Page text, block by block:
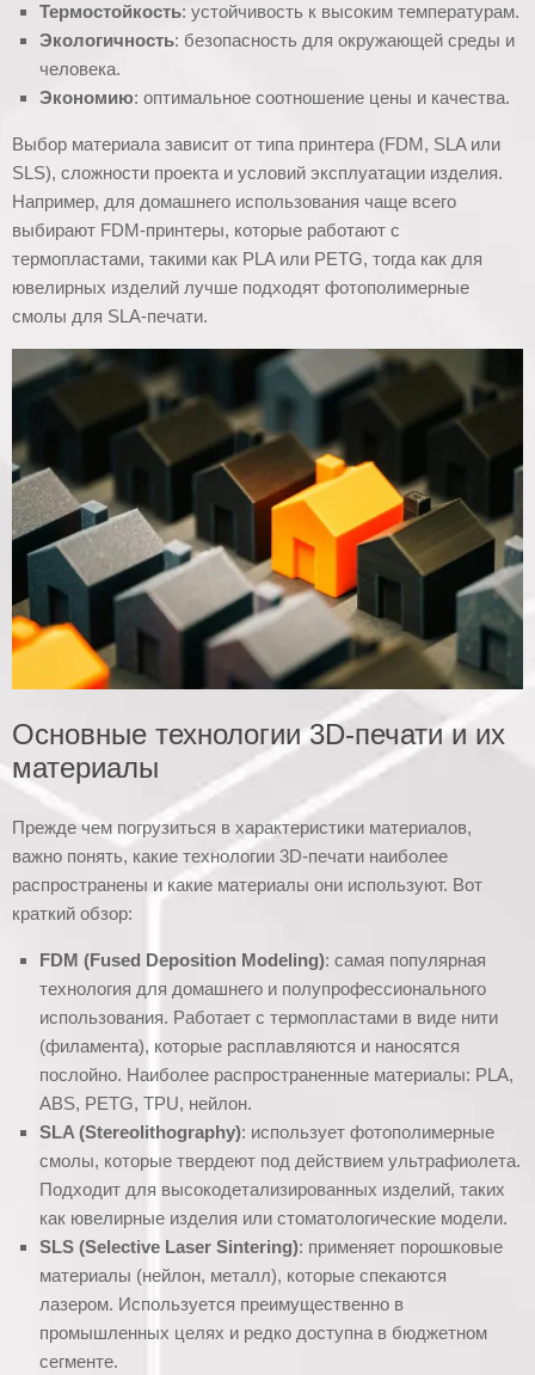
Термостойкость: устойчивость к высоким температурам.
Экологичность: безопасность для окружающей среды и
человека.
Экономию: оптимальное соотношение цены и качества.
Выбор материала зависит от типа принтера (FDM, SLA или
SLS), сложности проекта и условий эксплуатации изделия.
Например, для домашнего использования чаще всего
выбирают FDM-принтеры, которые работают с
термопластами, такими как PLA или PETG, тогда как для
ювелирных изделий лучше подходят фотополимерные
смолы для SLA-печати.
Основные технологии 3D-печати и их
материалы
Прежде чем погрузиться в характеристики материалов,
важно понять, какие технологии 3D-печати наиболее
распространены и какие материалы они используют. Вот
краткий обзор:
FDM (Fused Deposition Modeling): самая популярная
технология для домашнего и полупрофессионального
использования. Работает с термопластами в виде нити
(филамента), которые расплавляются и наносятся
послойно. Наиболее распространенные материалы: PLA,
ABS, PETG, TPU, нейлон.
SLA (Stereolithography): использует фотополимерные
смолы, которые твердеют под действием ультрафиолета.
Подходит для высокодетализированных изделий, таких
как ювелирные изделия или стоматологические модели.
SLS (Selective Laser Sintering): применяет порошковые
материалы (нейлон, металл), которые спекаются
лазером. Используется преимущественно в
промышленных целях и редко доступна в бюджетном
сегменте.